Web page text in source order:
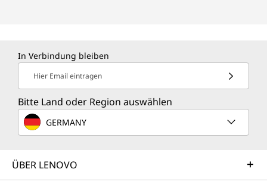
In Verbindung bleiben
Hier Email eintragen
Bitte Land oder Region auswählen
GERMANY
ÜBER LENOVO